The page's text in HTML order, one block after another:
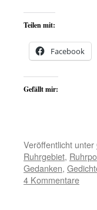
Teilen mit:
Facebook
Gefällt mir:
Veröffentlicht unter
Ruhrgebiet,
Gedanken,
4 Kommentare